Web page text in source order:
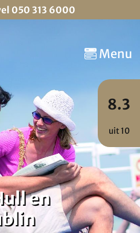
050 313 6000
Menu
8.3
uit 10
en